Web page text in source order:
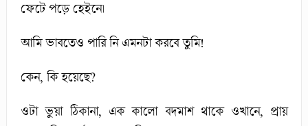
ফেটে পড়ে হেইনে।
আমি ভাবতেও পারি নি এমনটা করবে তুমি!
কেন, কি হয়েছে?
ওটা ভুয়া ঠিকানা, এক কালো বদমাশ থাকে ওখানে, প্রায়